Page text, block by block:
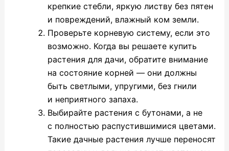
крепкие стебли, яркую листву без пятен
и повреждений, влажный ком земли.
Проверьте корневую систему, если это
возможно. Когда вы решаете купить
растения для дачи, обратите внимание
на состояние корней — они должны
быть светлыми, упругими, без гнили
и неприятного запаха.
Выбирайте растения с бутонами, а не
с полностью распустившимися цветами.
Такие дачные растения лучше переносят